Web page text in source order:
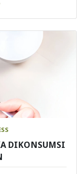
DIKONSUMSI